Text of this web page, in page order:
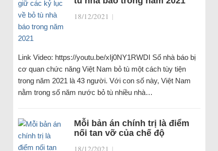
18/12/2021 |
Link Video: https://youtu.be/xIj0NY1RWDI Số nhà báo bị
cơ quan chức năng Việt Nam bỏ tù một cách tùy tiện
trong năm 2021 là 43 người. Với con số này, Việt Nam
nằm trong số năm nước bỏ tù nhiều nhà…
Mỗi bản án chính trị là điểm
nối tan vỡ của chế độ
18/12/2021 |